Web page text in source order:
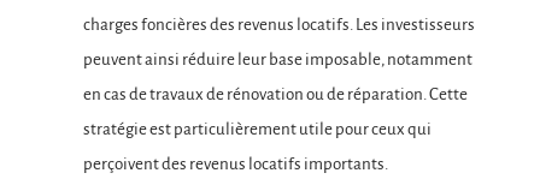
charges foncières des revenus locatifs. Les investisseurs
peuvent ainsi réduire leur base imposable, notamment
en cas de travaux de rénovation ou de réparation. Cette
stratégie est particulièrement utile pour ceux qui
perçoivent des revenus locatifs importants.